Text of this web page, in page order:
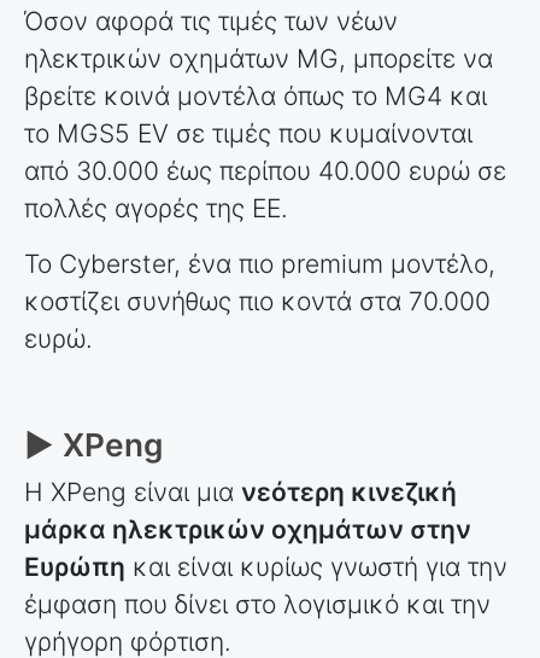
Όσον αφορά τις τιμές των νέων
ηλεκτρικών οχημάτων MG, μπορείτε να
βρείτε κοινά μοντέλα όπως το MG4 και
το MGS5 EV σε τιμές που κυμαίνονται
από 30.000 έως περίπου 40.000 ευρώ σε
πολλές αγορές της ΕΕ.
Το Cyberster, ένα πιο premium μοντέλο,
κοστίζει συνήθως πιο κοντά στα 70.000
ευρώ.
► XPeng
Η XPeng είναι μια νεότερη κινεζική
μάρκα ηλεκτρικών οχημάτων στην
Ευρώπη και είναι κυρίως γνωστή για την
έμφαση που δίνει στο λογισμικό και την
γρήγορη φόρτιση.